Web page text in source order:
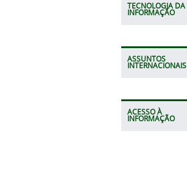
TECNOLOGIA DA
INFORMAÇÃO
ASSUNTOS
INTERNACIONAIS
ACESSO À
INFORMAÇÃO